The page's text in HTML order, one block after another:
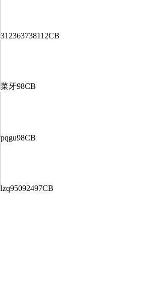
312363738112CB
菜牙98CB
pqgu98CB
lzq95092497CB